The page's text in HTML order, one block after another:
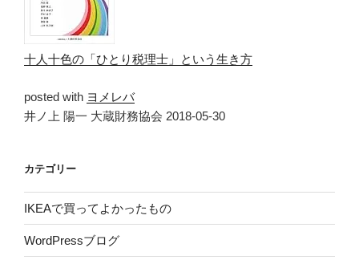
十人十色の「ひとり税理士」という生き方
posted with ヨメレバ
井ノ上 陽一 大蔵財務協会 2018-05-30
カテゴリー
IKEAで買ってよかったもの
WordPressブログ